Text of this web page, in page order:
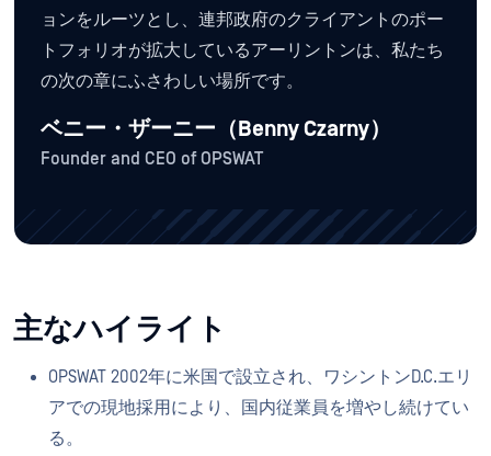
ョンをルーツとし、連邦政府のクライアントのポー
トフォリオが拡大しているアーリントンは、私たち
の次の章にふさわしい場所です。
ベニー・ザーニー（Benny Czarny）
Founder and CEO of OPSWAT
主なハイライト
OPSWAT 2002年に米国で設立され、ワシントンD.C.エリ
アでの現地採用により、国内従業員を増やし続けてい
る。